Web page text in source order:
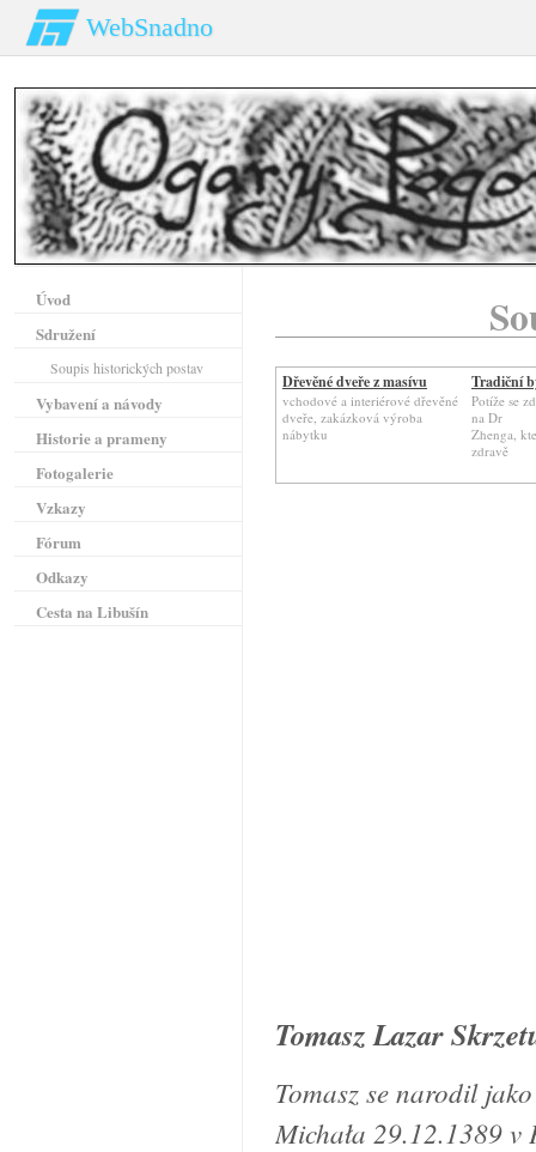
WebSnadno
Dřevěné dveře z masívu
vchodové a interiérové dřevěné
dveře, zakázková výroba
nábytku
Tradiční
Potíže se
na Dr
Zhenga,
zdravě
Tomasz Lazar
Tomasz se narodil
Michała 29.12.1389 v
Úvod
Sdružení
Soupis historických postav
Vybavení a návody
Historie a prameny
Fotogalerie
Vzkazy
Fórum
Odkazy
Cesta na Libušín